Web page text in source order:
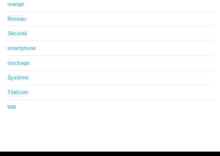
orange
Reseau
Sécurité
smartphone
stockage
Système
Télécom
Wifi